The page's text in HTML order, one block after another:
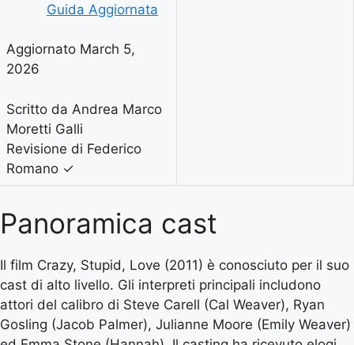
Guida Aggiornata
Aggiornato March 5,
2026
Scritto da Andrea Marco
Moretti Galli
Revisione di Federico
Romano ✓
Panoramica cast
Il film Crazy, Stupid, Love (2011) è conosciuto per il suo
cast di alto livello. Gli interpreti principali includono
attori del calibro di Steve Carell (Cal Weaver), Ryan
Gosling (Jacob Palmer), Julianne Moore (Emily Weaver)